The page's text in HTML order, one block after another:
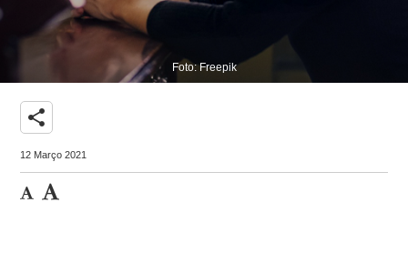
Foto: Freepik
share
12 Março 2021